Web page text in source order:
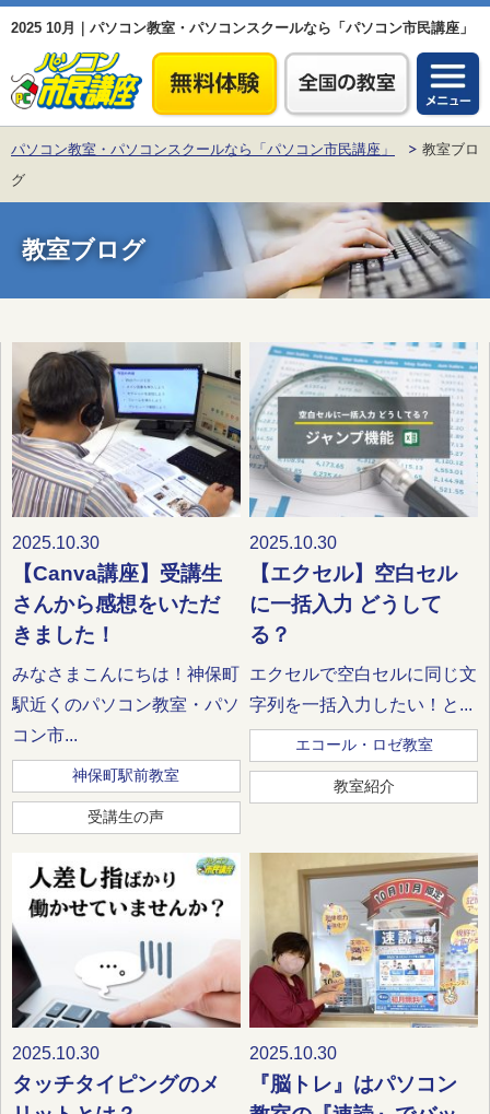
2025 10月｜パソコン教室・パソコンスクールなら「パソコン市民講座」
パソコン教室・パソコンスクールなら「パソコン市民講座」
教室ブロ
グ
教室ブログ
2025.10.30
【Canva講座】受講生
さんから感想をいただ
きました！
みなさまこんにちは！神保町
駅近くのパソコン教室・パソ
コン市...
神保町駅前教室
受講生の声
2025.10.30
【エクセル】空白セル
に一括入力 どうして
る？
エクセルで空白セルに同じ文
字列を一括入力したい！と...
エコール・ロゼ教室
教室紹介
2025.10.30
タッチタイピングのメ
2025.10.30
『脳トレ』はパソコン